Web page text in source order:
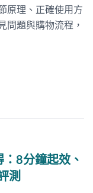
原理、正確使用方
問題與購物流程，
8分鐘起效、
測